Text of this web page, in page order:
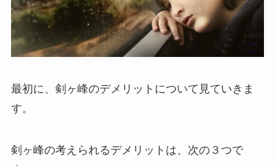
最初に、剣ヶ峰のデメリットについて見ていきま
す。
剣ヶ峰の考えられるデメリットは、次の３つで